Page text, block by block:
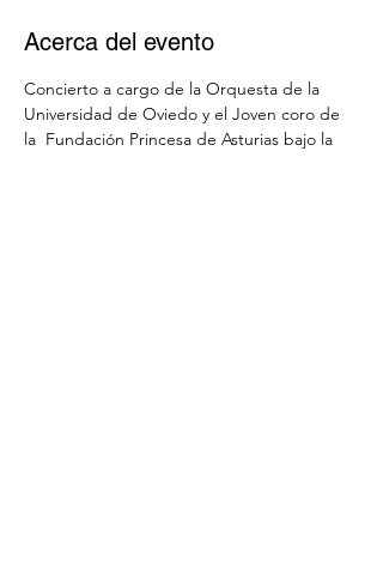
Acerca del evento
Concierto a cargo de la Orquesta de la
Universidad de Oviedo y el Joven coro de
la  Fundación Princesa de Asturias bajo la